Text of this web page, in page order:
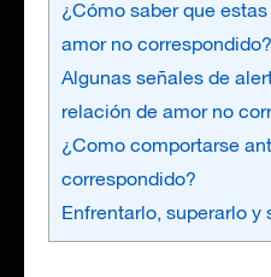
¿Cómo saber que
amor no correspondido?
Algunas señales de
relación de amor no
¿Como comportarse
correspondido?
Enfrentarlo, superarlo y